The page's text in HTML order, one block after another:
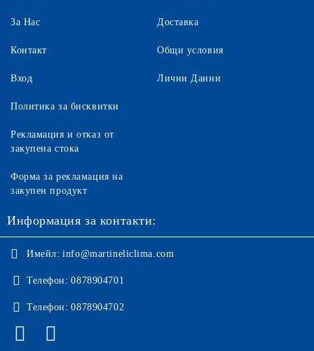
За Нас
Контакт
Вход
Доставка
Общи условия
Лични Данни
Политика за бисквитки
Рекламация и отказ от
закупена стока
Форма за рекламация на
закупен продукт
Информация за контакти:
Имейл: info@martineliclima.com
Телефон: 0878904701
Телефон: 0878904702